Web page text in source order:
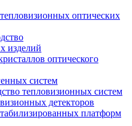
тепловизионных оптических
изделий
оптического
систем
тепловизионных систем
детекторов
платформ